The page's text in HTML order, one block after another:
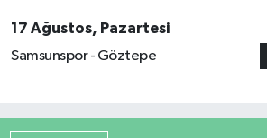
17 Ağustos, Pazartesi
Samsunspor - Göztepe